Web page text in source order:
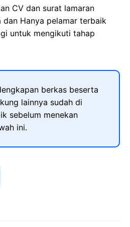
CV dan surat lamaran
dan Hanya pelamar terbaik
untuk mengikuti tahap
berkas beserta
lainnya sudah di
sebelum menekan
ini.